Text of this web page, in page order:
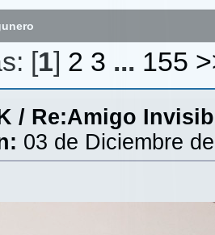
[1] 2 3 ... 155
/ Re:Amigo
03 de Diciembre